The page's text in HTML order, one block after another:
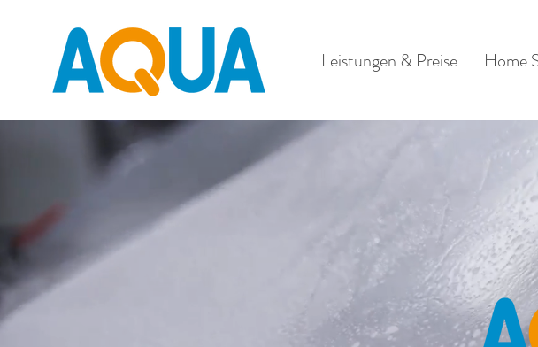
Leistungen & Preise Home